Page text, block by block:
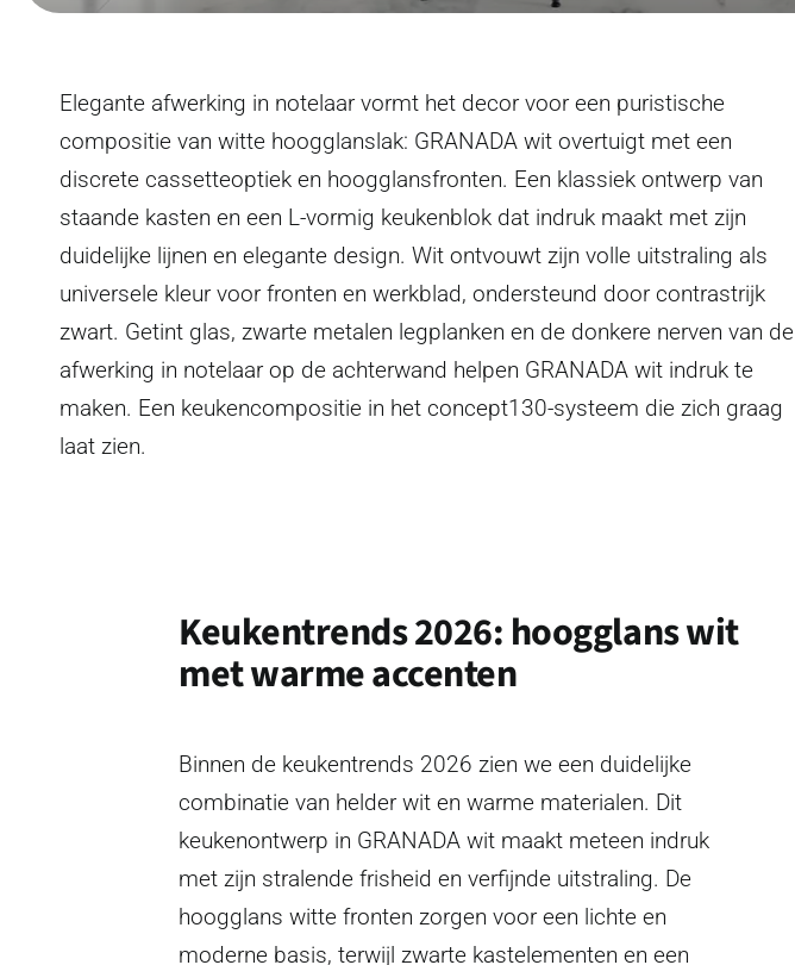
Elegante afwerking in notelaar vormt het decor voor een puristische
compositie van witte hoogglanslak: GRANADA wit overtuigt met een
discrete cassetteoptiek en hoogglansfronten. Een klassiek ontwerp van
staande kasten en een L-vormig keukenblok dat indruk maakt met zijn
duidelijke lijnen en elegante design. Wit ontvouwt zijn volle uitstraling als
universele kleur voor fronten en werkblad, ondersteund door contrastrijk
zwart. Getint glas, zwarte metalen legplanken en de donkere nerven van de
afwerking in notelaar op de achterwand helpen GRANADA wit indruk te
maken. Een keukencompositie in het concept130-systeem die zich graag
laat zien.
Keukentrends 2026: hoogglans wit
met warme accenten
Binnen de keukentrends 2026 zien we een duidelijke
combinatie van helder wit en warme materialen. Dit
keukenontwerp in GRANADA wit maakt meteen indruk
met zijn stralende frisheid en verfijnde uitstraling. De
hoogglans witte fronten zorgen voor een lichte en
moderne basis, terwijl zwarte kastelementen en een